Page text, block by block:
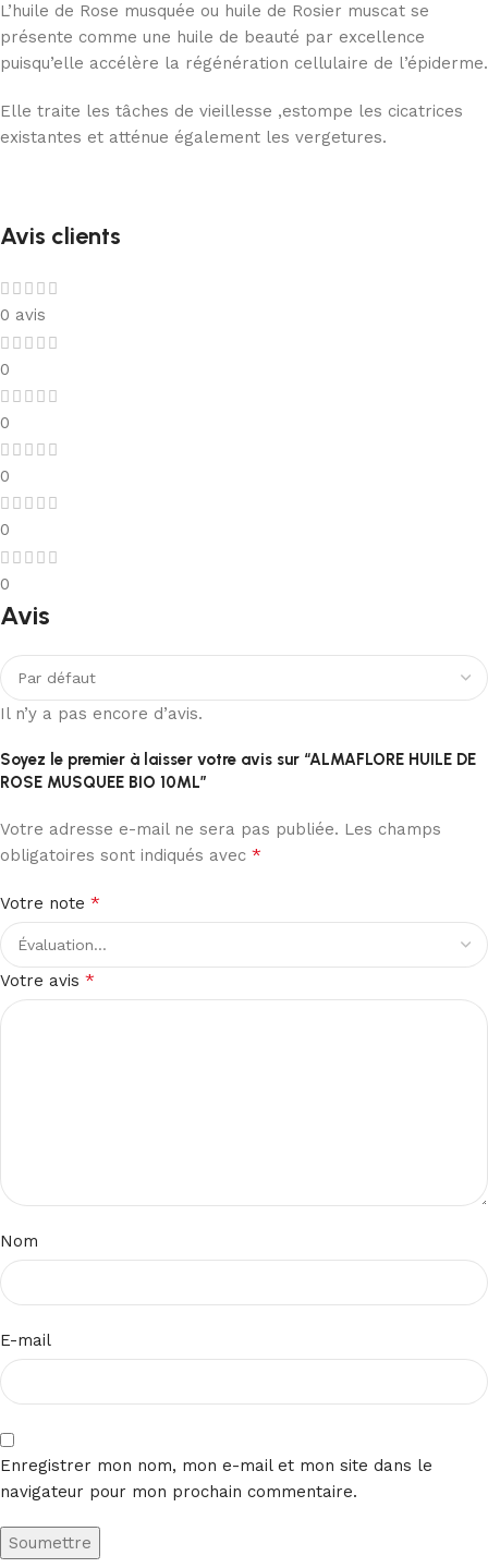
L’huile de Rose musquée ou huile de Rosier muscat se
présente comme une huile de beauté par excellence
puisqu’elle accélère la régénération cellulaire de l’épiderme.
Elle traite les tâches de vieillesse ,estompe les cicatrices
existantes et atténue également les vergetures.
Avis clients
0 avis
0
0
0
0
0
Avis
Il n’y a pas encore d’avis.
Soyez le premier à laisser votre avis sur “ALMAFLORE HUILE DE
ROSE MUSQUEE BIO 10ML”
Votre adresse e-mail ne sera pas publiée. Les champs
obligatoires sont indiqués avec *
Votre note *
Votre avis *
Nom
E-mail
Enregistrer mon nom, mon e-mail et mon site dans le
navigateur pour mon prochain commentaire.